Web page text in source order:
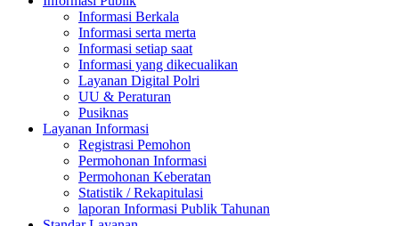
Informasi Berkala
Informasi serta merta
Informasi setiap saat
Informasi yang dikecualikan
Layanan Digital Polri
UU & Peraturan
Pusiknas
Layanan Informasi
Registrasi Pemohon
Permohonan Informasi
Permohonan Keberatan
Statistik / Rekapitulasi
laporan Informasi Publik Tahunan